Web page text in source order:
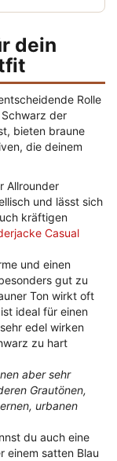
dein
Rolle
der
bieten braune
die deinem
Allrounder
und lässt sich
kräftigen
Casual
und einen
gut zu
Ton wirkt oft
ideal für einen
edel wirken
zu hart
aber sehr
Grautönen,
urbanen
du auch eine
einem satten Blau